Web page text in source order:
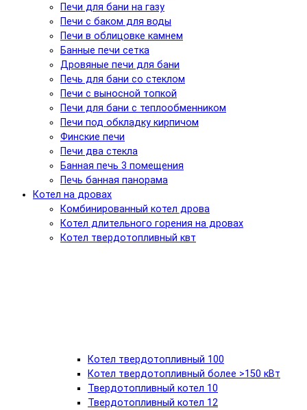
Печи для бани на газу
Печи с баком для воды
Печи в облицовке камнем
Банные печи сетка
Дровяные печи для бани
Печь для бани со стеклом
Печи с выносной топкой
Печи для бани с теплообменником
Печи под обкладку кирпичом
Финские печи
Печи два стекла
Банная печь 3 помещения
Печь банная панорама
Котел на дровах
Комбинированный котел дрова
Котел длительного горения на дровах
Котел твердотопливный квт
Котел твердотопливный 100
Котел твердотопливный более >150 кВт
Твердотопливный котел 10
Твердотопливный котел 12